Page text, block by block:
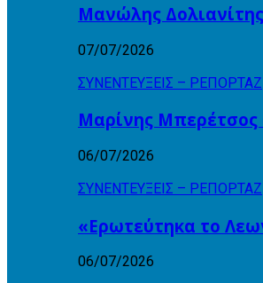
Μανώλης
07/07/2026
ΣΥΝΕΝΤΕΥΞΕΙΣ – ΡΕΠΟΡΤΑΖ
Μαρίνης Μπερέτσος
06/07/2026
ΣΥΝΕΝΤΕΥΞΕΙΣ – ΡΕΠΟΡΤΑΖ
«Ερωτεύτηκα το
06/07/2026